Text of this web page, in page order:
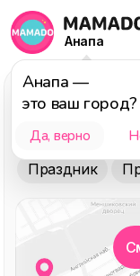
Анапа
Анапа —
это ваш город?
Да, верно
Ретриты и
практики для
души
Праздник